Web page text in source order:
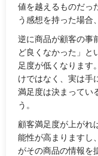
値を越えるものだっ
う感想を持った場合
逆に商品が顧客の事
ど良くなかった」と
足度が低くなります
けではなく、実は手
満足度は決まってい
う。
顧客満足度が上がれ
能性が高まりますし
がその商品の情報を